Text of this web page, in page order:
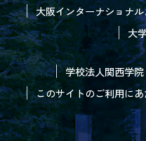
大阪インターナショナ
大
学校法人関西学院
このサイトのご利用に